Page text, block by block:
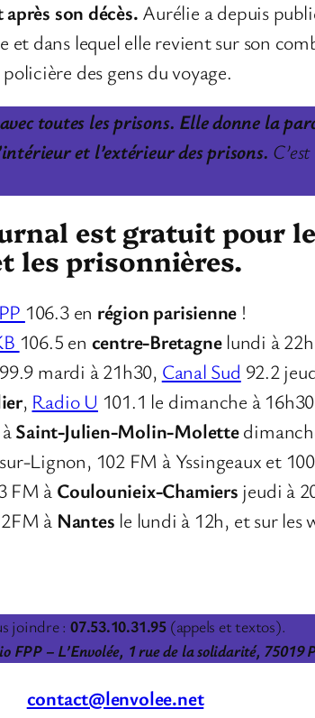
son décès. Aurélie a depuis
dans lequel elle revient sur son
des gens du voyage.
toutes les prisons. Elle donne la
et l’extérieur des prisons.
est gratuit pour
les prisonnières.
106.3 en région parisienne !
106.5 en centre-Bretagnelundi à
99.9 mardi à 21h30, Canal Sud 92.2
, Radio U 101.1 le dimanche à
Saint-Julien-Molin-Molette
Lignon, 102 FM à Yssingeaux et
FM à Coulounieix-Chamiers jeudi à
à Nantes le lundi à 12h, et sur les
joindre : 07.53.10.31.95 (appels et textos).
FPP – L’Envolée, 1 rue de la solidarité, 75019
contact@lenvolee.net